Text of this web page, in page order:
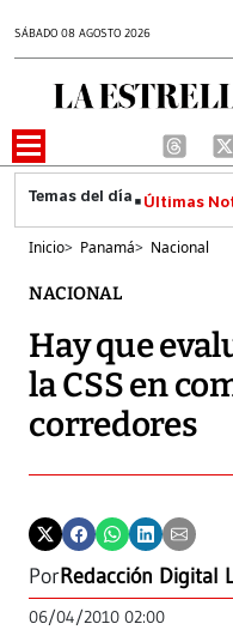
SÁBADO 08 AGOSTO 2026
Últimas
Inicio> Panamá> Nacional
NACIONAL
Hay que
la CSS en
corredores
PorRedacción Digital
06/04/2010 02:00